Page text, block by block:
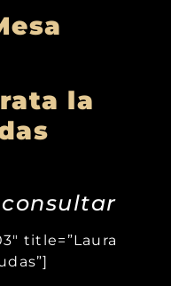
la
title=”Laura